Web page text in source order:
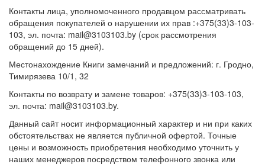
Контакты лица, уполномоченного продавцом рассматривать
обращения покупателей о нарушении их прав :+375(33)3-103-
103, эл. почта: mail@3103103.by (срок рассмотрения
обращений до 15 дней).
Местонахождение Книги замечаний и предложений: г. Гродно,
Тимирязева 10/1, 32
Контакты по возврату и замене товаров: +375(33)3-103-103,
эл. почта: mail@3103103.by.
Данный сайт носит информационный характер и ни при каких
обстоятельствах не является публичной офертой. Точные
цены и возможность приобретения необходимо уточнить у
наших менеджеров посредством телефонного звонка или